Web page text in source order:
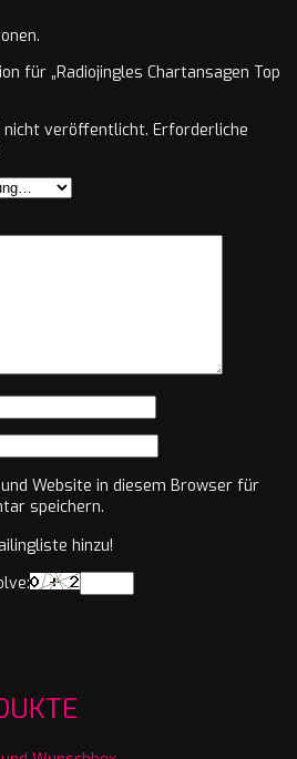
für „Radiojingles Chartansagen Top
nicht veröffentlicht. Erforderliche
Website in diesem Browser für
speichern.
hinzu!